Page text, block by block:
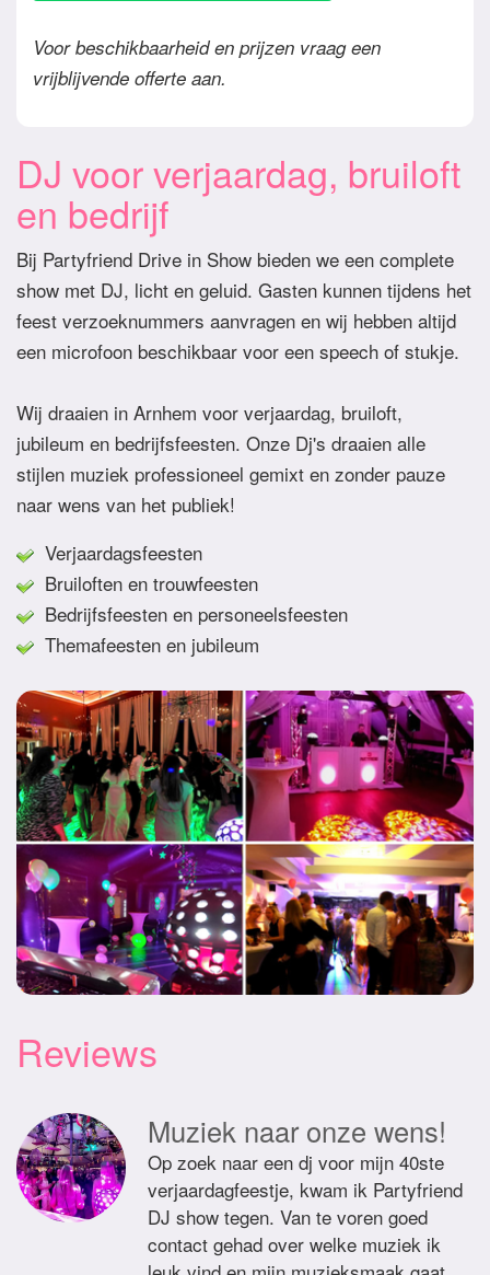
Voor beschikbaarheid en prijzen vraag een
vrijblijvende offerte aan.
DJ voor verjaardag, bruiloft
en bedrijf
Bij Partyfriend Drive in Show bieden we een complete
show met DJ, licht en geluid. Gasten kunnen tijdens het
feest verzoeknummers aanvragen en wij hebben altijd
een microfoon beschikbaar voor een speech of stukje.
Wij draaien in Arnhem voor verjaardag, bruiloft,
jubileum en bedrijfsfeesten. Onze Dj's draaien alle
stijlen muziek professioneel gemixt en zonder pauze
naar wens van het publiek!
Verjaardagsfeesten
Bruiloften en trouwfeesten
Bedrijfsfeesten en personeelsfeesten
Themafeesten en jubileum
Reviews
Muziek naar onze wens!
Op zoek naar een dj voor mijn 40ste
verjaardagfeestje, kwam ik Partyfriend
DJ show tegen. Van te voren goed
contact gehad over welke muziek ik